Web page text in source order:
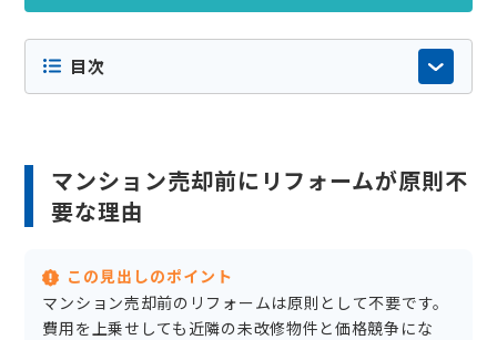
目次
マンション売却前にリフォームが原則不
要な理由
この見出しのポイント
マンション売却前のリフォームは原則として不要です。
費用を上乗せしても近隣の未改修物件と価格競争にな